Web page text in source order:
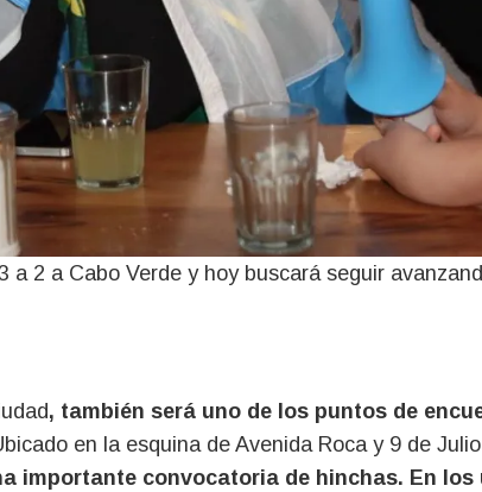
a 2 a Cabo Verde y hoy buscará seguir
, también será uno de los puntos de
en la esquina de Avenida Roca y 9 de
importante convocatoria de hinchas. En los